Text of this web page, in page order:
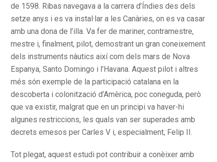
de 1598. Ribas navegava a la carrera d’Índies des dels
setze anys i es va instal·lar a les Canàries, on es va casar
amb una dona de l’illa. Va fer de mariner, contramestre,
mestre i, finalment, pilot, demostrant un gran coneixement
dels instruments nàutics així com dels mars de Nova
Espanya, Santo Domingo i l’Havana. Aquest pilot i altres
més són exemple de la participació catalana en la
descoberta i colonització d’Amèrica, poc coneguda, però
que va existir, malgrat que en un principi va haver-hi
algunes restriccions, les quals van ser superades amb
decrets emesos per Carles V i, especialment, Felip II.
Tot plegat, aquest estudi pot contribuir a conèixer amb